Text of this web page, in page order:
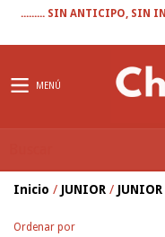
......... SIN ANTICIPO, SIN
MENÚ
Inicio / JUNIOR /
Ordenar por